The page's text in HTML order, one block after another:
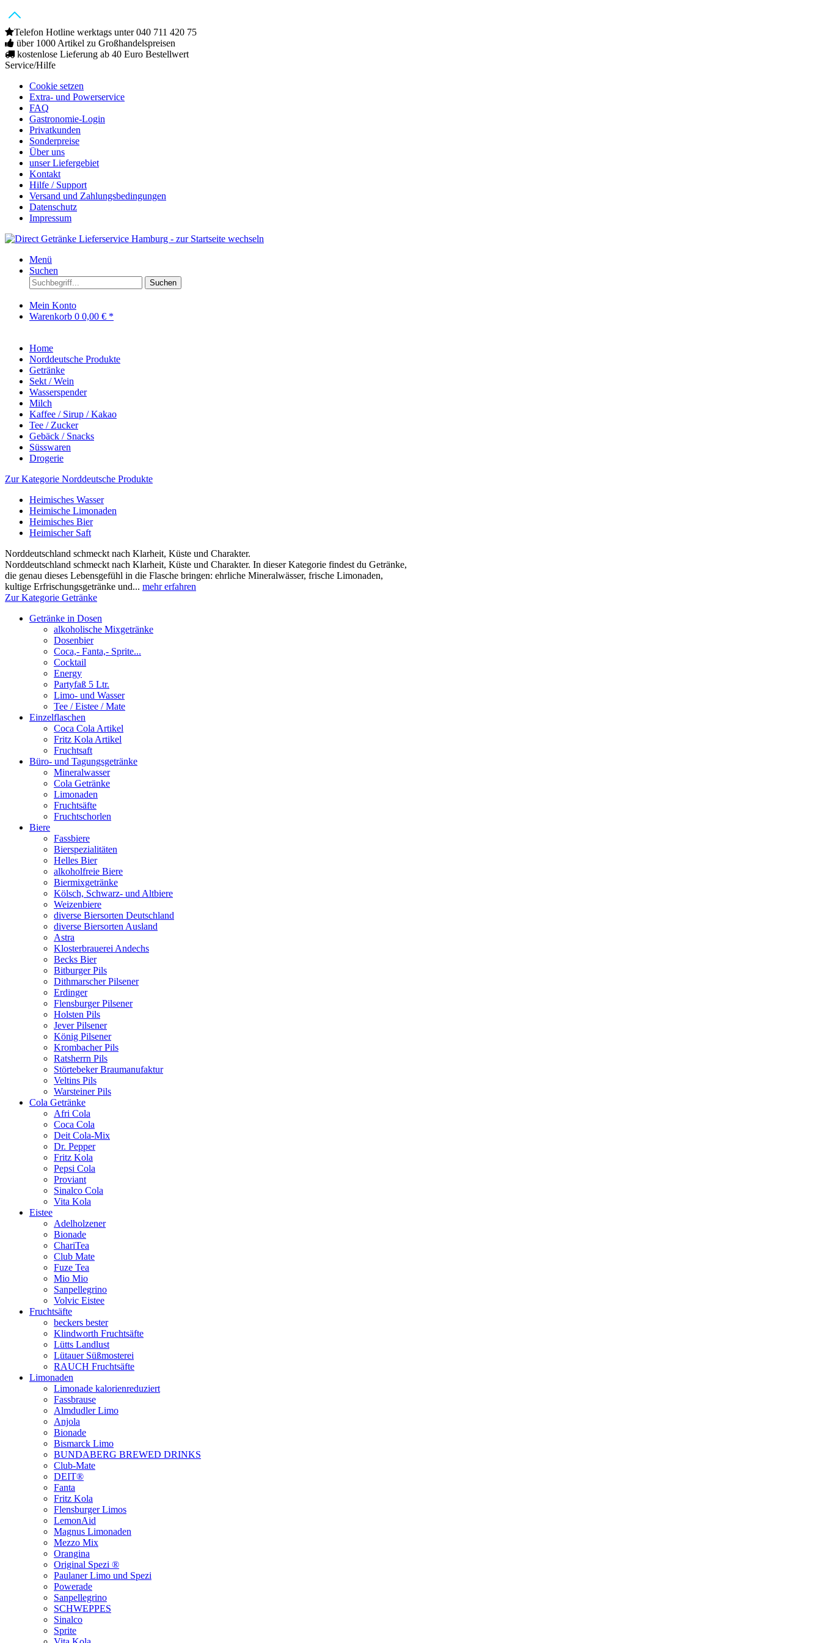
Telefon Hotline werktags unter 040 711 420 75
über 1000 Artikel zu Großhandelspreisen
kostenlose Lieferung ab 40 Euro Bestellwert
Service/Hilfe
Cookie setzen
Extra- und Powerservice
FAQ
Gastronomie-Login
Privatkunden
Sonderpreise
Über uns
unser Liefergebiet
Kontakt
Hilfe / Support
Versand und Zahlungsbedingungen
Datenschutz
Impressum
Menü
Suchen
Suchen
Mein Konto
Warenkorb 0 0,00 € *
Home
Norddeutsche Produkte
Getränke
Sekt / Wein
Wasserspender
Milch
Kaffee / Sirup / Kakao
Tee / Zucker
Gebäck / Snacks
Süsswaren
Drogerie
Zur Kategorie Norddeutsche Produkte
Heimisches Wasser
Heimische Limonaden
Heimisches Bier
Heimischer Saft
Norddeutschland schmeckt nach Klarheit, Küste und Charakter.
Norddeutschland schmeckt nach Klarheit, Küste und Charakter. In dieser Kategorie findest du Getränke,
die genau dieses Lebensgefühl in die Flasche bringen: ehrliche Mineralwässer, frische Limonaden,
kultige Erfrischungsgetränke und... mehr erfahren
Zur Kategorie Getränke
Getränke in Dosen
alkoholische Mixgetränke
Dosenbier
Coca,- Fanta,- Sprite...
Cocktail
Energy
Partyfaß 5 Ltr.
Limo- und Wasser
Tee / Eistee / Mate
Einzelflaschen
Coca Cola Artikel
Fritz Kola Artikel
Fruchtsaft
Büro- und Tagungsgetränke
Mineralwasser
Cola Getränke
Limonaden
Fruchtsäfte
Fruchtschorlen
Biere
Fassbiere
Bierspezialitäten
Helles Bier
alkoholfreie Biere
Biermixgetränke
Kölsch, Schwarz- und Altbiere
Weizenbiere
diverse Biersorten Deutschland
diverse Biersorten Ausland
Astra
Klosterbrauerei Andechs
Becks Bier
Bitburger Pils
Dithmarscher Pilsener
Erdinger
Flensburger Pilsener
Holsten Pils
Jever Pilsener
König Pilsener
Krombacher Pils
Ratsherrn Pils
Störtebeker Braumanufaktur
Veltins Pils
Warsteiner Pils
Cola Getränke
Afri Cola
Coca Cola
Deit Cola-Mix
Dr. Pepper
Fritz Kola
Pepsi Cola
Proviant
Sinalco Cola
Vita Kola
Eistee
Adelholzener
Bionade
ChariTea
Club Mate
Fuze Tea
Mio Mio
Sanpellegrino
Volvic Eistee
Fruchtsäfte
beckers bester
Klindworth Fruchtsäfte
Lütts Landlust
Lütauer Süßmosterei
RAUCH Fruchtsäfte
Limonaden
Limonade kalorienreduziert
Fassbrause
Almdudler Limo
Anjola
Bionade
Bismarck Limo
BUNDABERG BREWED DRINKS
Club-Mate
DEIT®
Fanta
Fritz Kola
Flensburger Limos
LemonAid
Magnus Limonaden
Mezzo Mix
Orangina
Original Spezi ®
Paulaner Limo und Spezi
Powerade
Sanpellegrino
SCHWEPPES
Sinalco
Sprite